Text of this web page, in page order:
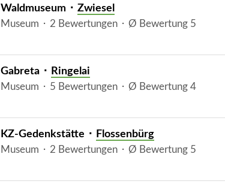
Waldmuseum ⬝ Zwiesel
Museum ⬝ 2 Bewertungen ⬝ Ø Bewertung 5
Gabreta ⬝ Ringelai
Museum ⬝ 5 Bewertungen ⬝ Ø Bewertung 4
KZ-Gedenkstätte ⬝ Flossenbürg
Museum ⬝ 2 Bewertungen ⬝ Ø Bewertung 5